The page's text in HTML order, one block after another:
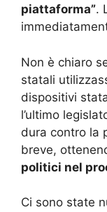
piattaforma”.
Non è chiaro
statali
dispositivi
l’ultimo
dura contro la
breve,
politici nel
Ci sono state